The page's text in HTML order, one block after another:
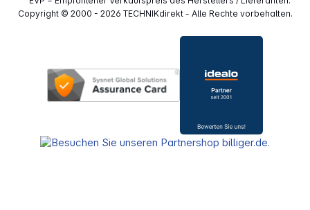
Copyright © 2000 - 2026 TECHNIKdirekt - Alle Rechte vorbehalten.